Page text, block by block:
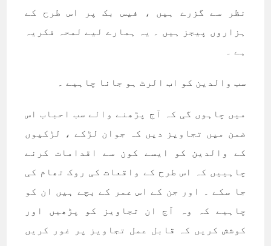
نظر سے گزرے ہيں ، فيس بک پر اس طرح کے
ہزاروں پيجز ہيں ۔ يہ ہمارے ليے لمحہ فکريہ
ہے ۔
سب والدين کو اب الرٹ ہو جانا چاہيے ۔
ميں چاہوں گی کہ آج پڑھنے والے سب احباب اس
ضمن ميں تجاويز ديں کہ جوان لڑکے ، لڑکيوں
کے والدين کو ايسے کون سے اقدامات کرنے
چاہييں کہ اس طرح کے واقعات کی روک تھام کی
جا سکے ۔ اور جن کے اس عمر کے بچے ہيں ان کو
چاہيے کہ وہ آج ان تجاويز کو پڑھيں اور
کوشش کريں کہ قابل عمل تجاويز پر غور کريں